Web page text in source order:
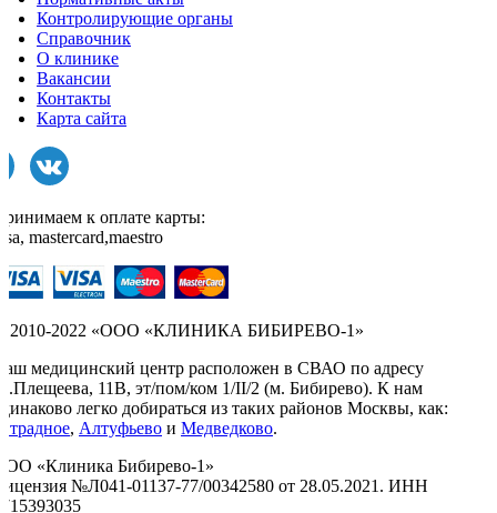
Контролирующие органы
Справочник
О клинике
Вакансии
Контакты
Карта сайта
к оплате карты:
mastercard,maestro
2010-2022 «ООО «КЛИНИКА БИБИРЕВО-1»
медицинский центр расположен в СВАО по адресу
11В, эт/пом/ком 1/II/2 (м. Бибирево). К нам
легко добираться из таких районов Москвы, как:
, Алтуфьево и Медведково.
«Клиника Бибирево-1»
№Л041-01137-77/00342580 от 28.05.2021. ИНН